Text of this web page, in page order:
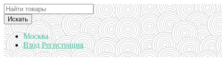
Искать
Москва
Вход Регистрация